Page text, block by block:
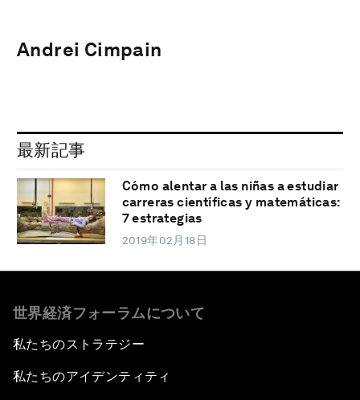
Andrei Cimpain
最新記事
Cómo alentar a las niñas a estudiar
carreras científicas y matemáticas:
7 estrategias
2019年02月18日
世界経済フォーラムについて
私たちのストラテジー
私たちのアイデンティティ